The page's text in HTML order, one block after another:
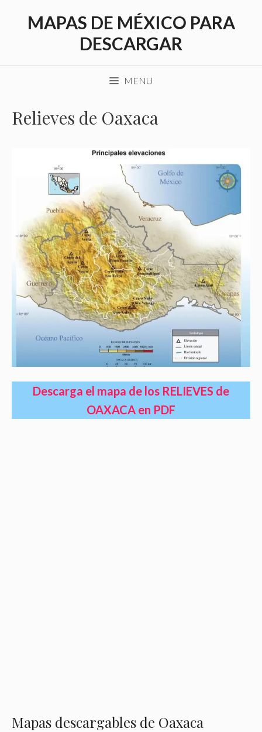
MAPAS DE MÉXICO PARA
DESCARGAR
MENU
Relieves de Oaxaca
Descarga el mapa de los RELIEVES de
OAXACA en PDF
Mapas descargables de Oaxaca